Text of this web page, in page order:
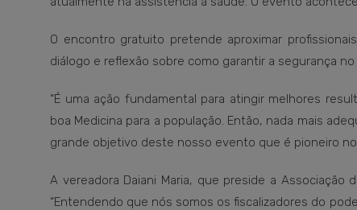
O encontro gratuito pretende aproximar
diálogo e reflexão sobre como garantir a segurança
“É uma ação fundamental para atingir melhores
boa Medicina para a população. Então, nada mais
grande objetivo deste nosso evento que é pioneiro
A vereadora Daiani Maria, que preside a Associação
“Entendendo que nós somos os fiscalizadores do